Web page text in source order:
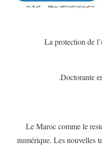
La protection de
Doctorante
Le Maroc comme le
numérique. Les nouvelles